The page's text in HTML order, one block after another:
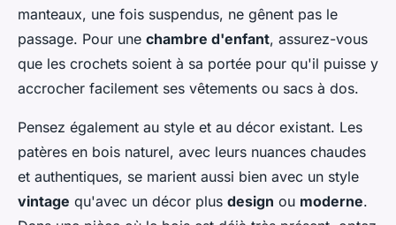
manteaux, une fois suspendus, ne gênent pas le
passage. Pour une chambre d'enfant, assurez-vous
que les crochets soient à sa portée pour qu'il puisse y
accrocher facilement ses vêtements ou sacs à dos.
Pensez également au style et au décor existant. Les
patères en bois naturel, avec leurs nuances chaudes
et authentiques, se marient aussi bien avec un style
vintage qu'avec un décor plus design ou moderne.